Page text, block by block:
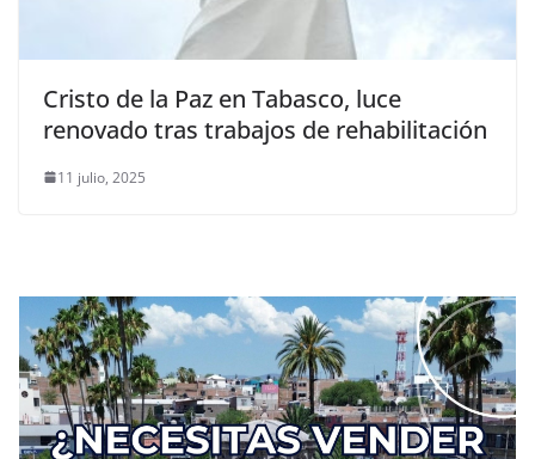
Cristo de la Paz en Tabasco, luce
renovado tras trabajos de rehabilitación
11 julio, 2025